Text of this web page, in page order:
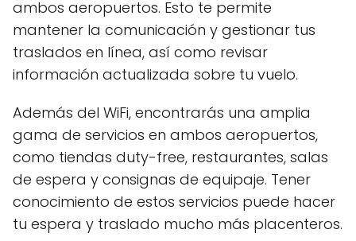
ambos aeropuertos. Esto te permite
mantener la comunicación y gestionar tus
traslados en línea, así como revisar
información actualizada sobre tu vuelo.
Además del WiFi, encontrarás una amplia
gama de servicios en ambos aeropuertos,
como tiendas duty-free, restaurantes, salas
de espera y consignas de equipaje. Tener
conocimiento de estos servicios puede hacer
tu espera y traslado mucho más placenteros.